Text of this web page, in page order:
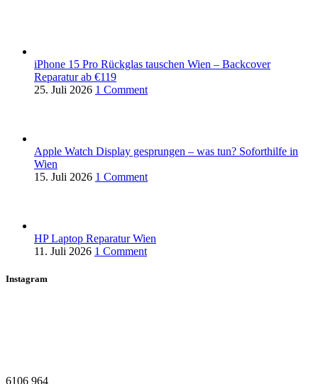
iPhone 15 Pro Rückglas tauschen Wien – Backcover
Reparatur ab €119
25. Juli 2026 1 Comment
Apple Watch Display gesprungen – was tun? Soforthilfe in
Wien
15. Juli 2026 1 Comment
HP Laptop Reparatur Wien
11. Juli 2026 1 Comment
Instagram
6106 964